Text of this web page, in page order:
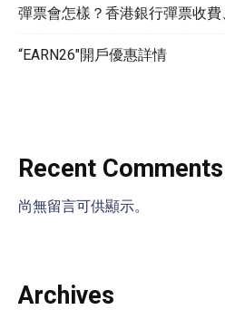
彈票會怎樣？香港銀行彈票收
“EARN26″開戶優惠詳情
Recent Comments
尚無留言可供顯示。
Archives